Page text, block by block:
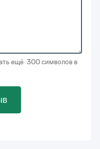
ещё 300 символов в